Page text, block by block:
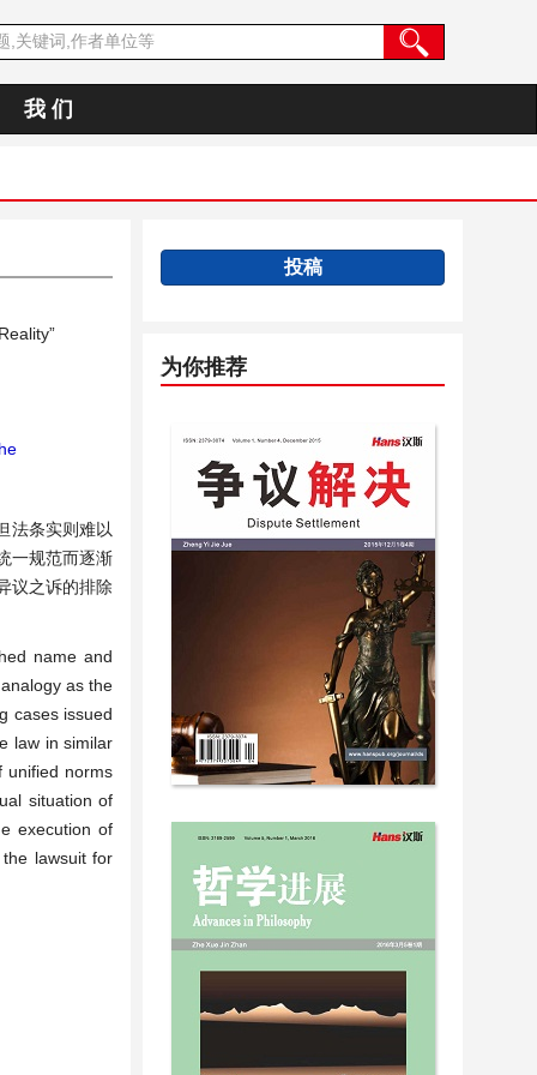
我 们
法条实则难以
一规范而逐渐
议之诉的排除
name and
as the
cases issued
law in similar
unified norms
situation of
execution of
lawsuit for
投稿
为你推荐